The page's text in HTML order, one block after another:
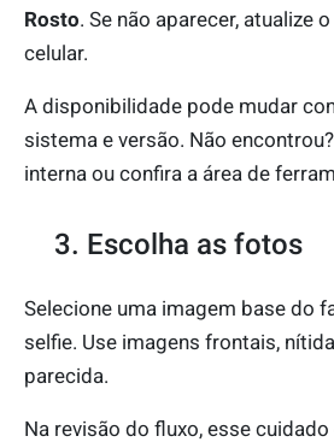
Rosto. Se não aparecer, atualize
celular.
A disponibilidade pode mudar
sistema e versão. Não
interna ou confira a área de
3. Escolha as fotos
Selecione uma imagem base do
selfie. Use imagens frontais,
parecida.
Na revisão do fluxo, esse